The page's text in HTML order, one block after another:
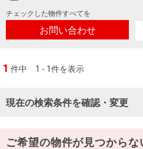
チェックした物件すべてを
お問い合わせ
1 件中 1 - 1件を表示
現在の検索条件を確認・変更
ご希望の物件が見つからな